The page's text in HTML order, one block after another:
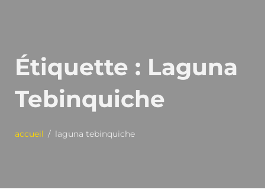
Étiquette : Laguna
Tebinquiche
accueil laguna tebinquiche